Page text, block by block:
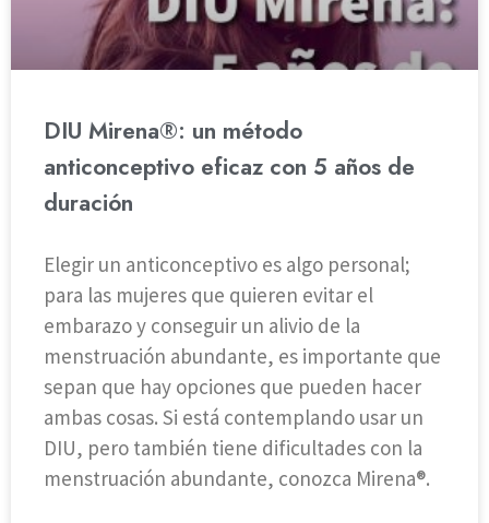
DIU Mirena®: un método
anticonceptivo eficaz con 5 años de
duración
Elegir un anticonceptivo es algo personal;
para las mujeres que quieren evitar el
embarazo y conseguir un alivio de la
menstruación abundante, es importante que
sepan que hay opciones que pueden hacer
ambas cosas. Si está contemplando usar un
DIU, pero también tiene dificultades con la
menstruación abundante, conozca Mirena®.